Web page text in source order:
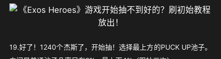
19.好了！1240个杰斯了，开始抽！选择最上方的PUCK UP池子。